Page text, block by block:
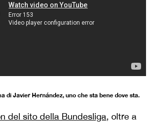
di Javier Hernández, uno che sta bene dove sta.
del sito della Bundesliga, oltre a